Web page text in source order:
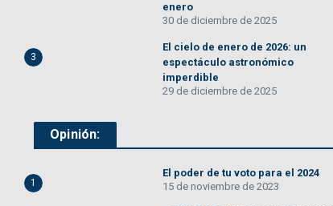
enero
30 de diciembre de 2025
3
El cielo de enero de 2026: un
espectáculo astronómico
imperdible
29 de diciembre de 2025
Opinión:
1
El poder de tu voto para el 2024
15 de noviembre de 2023